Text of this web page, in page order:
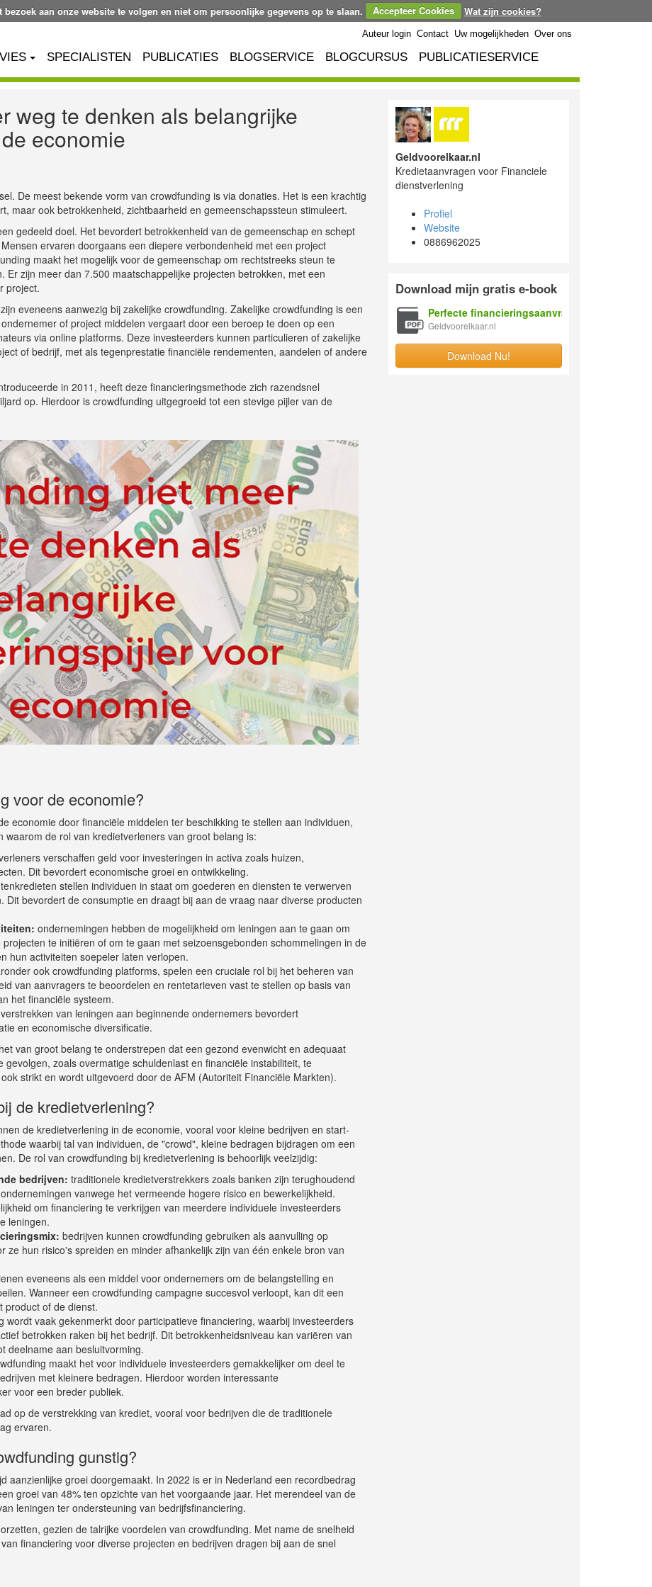
aan onze website te volgen en niet om persoonlijke gegevens op te slaan. Accepteer Cookies Wat zijn cookies?
Auteur login Contact Uw mogelijkheden Over ons
SPECIALISTEN PUBLICATIES BLOGSERVICE BLOGCURSUS PUBLICATIESERVICE
weg te denken als belangrijke
economie
De meest bekende vorm van crowdfunding is via donaties. Het is een krachtig
maar ook betrokkenheid, zichtbaarheid en gemeenschapssteun stimuleert.
gedeeld doel. Het bevordert betrokkenheid van de gemeenschap en schept
ervaren doorgaans een diepere verbondenheid met een project
maakt het mogelijk voor de gemeenschap om rechtstreeks steun te
Er zijn meer dan 7.500 maatschappelijke projecten betrokken, met een
project.
eveneens aanwezig bij zakelijke crowdfunding. Zakelijke crowdfunding is een
of project middelen vergaart door een beroep te doen op een
via online platforms. Deze investeerders kunnen particulieren of zakelijke
of bedrijf, met als tegenprestatie financiële rendementen, aandelen of andere
in 2011, heeft deze financieringsmethode zich razendsnel
op. Hierdoor is crowdfunding uitgegroeid tot een stevige pijler van de
voor de economie?
economie door financiële middelen ter beschikking te stellen aan individuen,
de rol van kredietverleners van groot belang is:
verschaffen geld voor investeringen in activa zoals huizen,
Dit bevordert economische groei en ontwikkeling.
stellen individuen in staat om goederen en diensten te verwerven
Dit bevordert de consumptie en draagt bij aan de vraag naar diverse producten
ondernemingen hebben de mogelijkheid om leningen aan te gaan om
te initiëren of om te gaan met seizoensgebonden schommelingen in de
hun activiteiten soepeler laten verlopen.
ook crowdfunding platforms, spelen een cruciale rol bij het beheren van
van aanvragers te beoordelen en rentetarieven vast te stellen op basis van
het financiële systeem.
van leningen aan beginnende ondernemers bevordert
en economische diversificatie.
van groot belang te onderstrepen dat een gezond evenwicht en adequaat
zoals overmatige schuldenlast en financiële instabiliteit, te
strikt en wordt uitgevoerd door de AFM (Autoriteit Financiële Markten).
de kredietverlening?
de kredietverlening in de economie, vooral voor kleine bedrijven en start-
waarbij tal van individuen, de "crowd", kleine bedragen bijdragen om een
De rol van crowdfunding bij kredietverlening is behoorlijk veelzijdig:
bedrijven: traditionele kredietverstrekkers zoals banken zijn terughoudend
vanwege het vermeende hogere risico en bewerkelijkheid.
om financiering te verkrijgen van meerdere individuele investeerders
leningen.
bedrijven kunnen crowdfunding gebruiken als aanvulling op
ze hun risico's spreiden en minder afhankelijk zijn van één enkele bron van
eveneens als een middel voor ondernemers om de belangstelling en
Wanneer een crowdfunding campagne succesvol verloopt, kan dit een
product of de dienst.
wordt vaak gekenmerkt door participatieve financiering, waarbij investeerders
betrokken raken bij het bedrijf. Dit betrokkenheidsniveau kan variëren van
deelname aan besluitvorming.
maakt het voor individuele investeerders gemakkelijker om deel te
met kleinere bedragen. Hierdoor worden interessante
voor een breder publiek.
op de verstrekking van krediet, vooral voor bedrijven die de traditionele
ervaren.
gunstig?
aanzienlijke groei doorgemaakt. In 2022 is er in Nederland een recordbedrag
groei van 48% ten opzichte van het voorgaande jaar. Het merendeel van de
leningen ter ondersteuning van bedrijfsfinanciering.
gezien de talrijke voordelen van crowdfunding. Met name de snelheid
financiering voor diverse projecten en bedrijven dragen bij aan de snel
Geldvoorelkaar.nl
Kredietaanvragen voor Financiele
dienstverlening
Profiel
Website
0886962025
Download mijn gratis e-book
Perfecte financieringsaanvraag
Geldvoorelkaar.nl
Download Nu!